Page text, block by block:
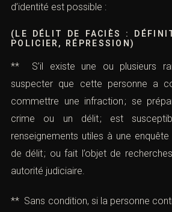
d’identité est possible :
(LE DÉLIT DE FACIÈS :
POLICIER, RÉPRESSION)
** S’il existe une ou plusieurs
suspecter que cette personne a
commettre une infraction ; se
crime ou un délit ; est
renseignements utiles à une
de délit ; ou fait l’objet de
autorité judiciaire.
** Sans condition, si la personne